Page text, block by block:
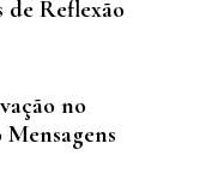
de Reflexão
no